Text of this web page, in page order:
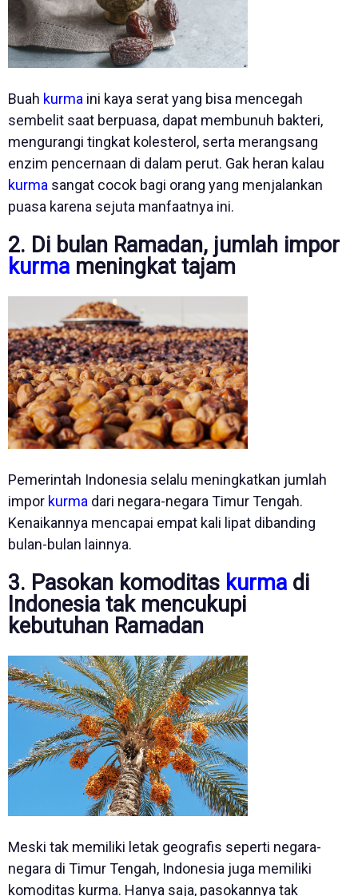
Buah kurma ini kaya serat yang bisa mencegah
sembelit saat berpuasa, dapat membunuh bakteri,
mengurangi tingkat kolesterol, serta merangsang
enzim pencernaan di dalam perut. Gak heran kalau
kurma sangat cocok bagi orang yang menjalankan
puasa karena sejuta manfaatnya ini.
2. Di bulan Ramadan, jumlah impor
kurma meningkat tajam
Pemerintah Indonesia selalu meningkatkan jumlah
impor kurma dari negara-negara Timur Tengah.
Kenaikannya mencapai empat kali lipat dibanding
bulan-bulan lainnya.
3. Pasokan komoditas kurma di
Indonesia tak mencukupi
kebutuhan Ramadan
Meski tak memiliki letak geografis seperti negara-
negara di Timur Tengah, Indonesia juga memiliki
komoditas kurma. Hanya saja, pasokannya tak